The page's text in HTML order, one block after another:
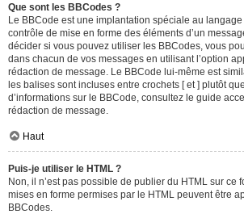
Que sont les BBCodes ?
Le BBCode est une implantation spéciale au
contrôle de mise en forme des éléments d’un
décider si vous pouvez utiliser les BBCodes, vous
dans chacun de vos messages en utilisant l’option
rédaction de message. Le BBCode lui-même est
les balises sont incluses entre crochets [ et ] plutôt
d’informations sur le BBCode, consultez le guide
rédaction de message.
Haut
Puis-je utiliser le HTML ?
Non, il n’est pas possible de publier du HTML sur ce
mises en forme permises par le HTML peuvent être
BBCodes.